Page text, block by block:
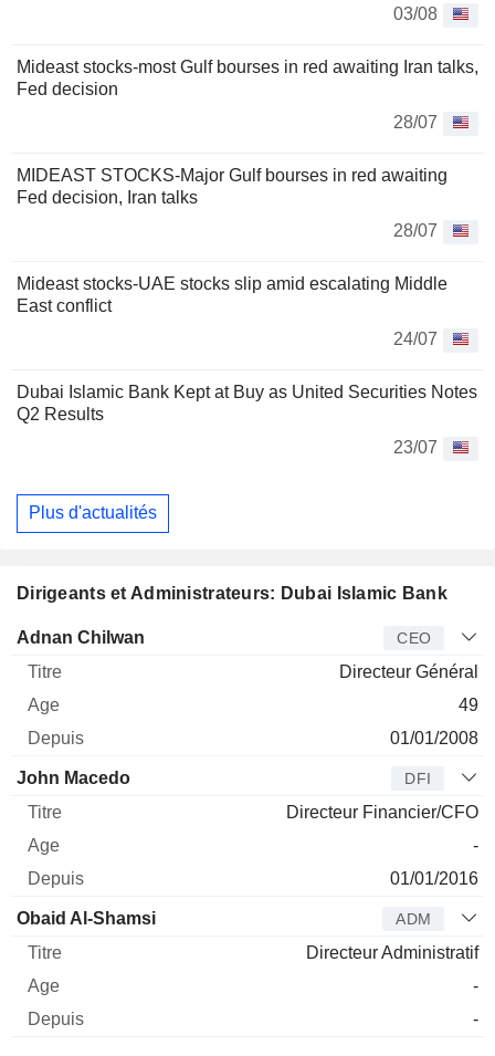
03/08
Mideast stocks-most Gulf bourses in red awaiting Iran talks,
Fed decision
28/07
MIDEAST STOCKS-Major Gulf bourses in red awaiting
Fed decision, Iran talks
28/07
Mideast stocks-UAE stocks slip amid escalating Middle
East conflict
24/07
Dubai Islamic Bank Kept at Buy as United Securities Notes
Q2 Results
23/07
Plus d'actualités
Dirigeants et Administrateurs: Dubai Islamic Bank
Dirigeant Titre
Adnan Chilwan CEO
Directeur Général
49
01/01/2008
John Macedo DFI
Directeur Financier/CFO
-
01/01/2016
Obaid Al-Shamsi ADM
Directeur Administratif
-
-